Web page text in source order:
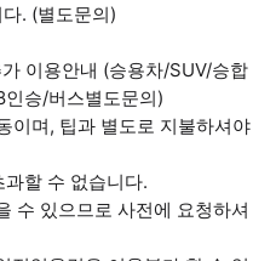
. (별도문의)
이용안내 (승용차/SUV/승합
승/버스별도문의)
이며, 팁과 별도로 지불하셔야
할 수 없습니다.
수 있으므로 사전에 요청하셔